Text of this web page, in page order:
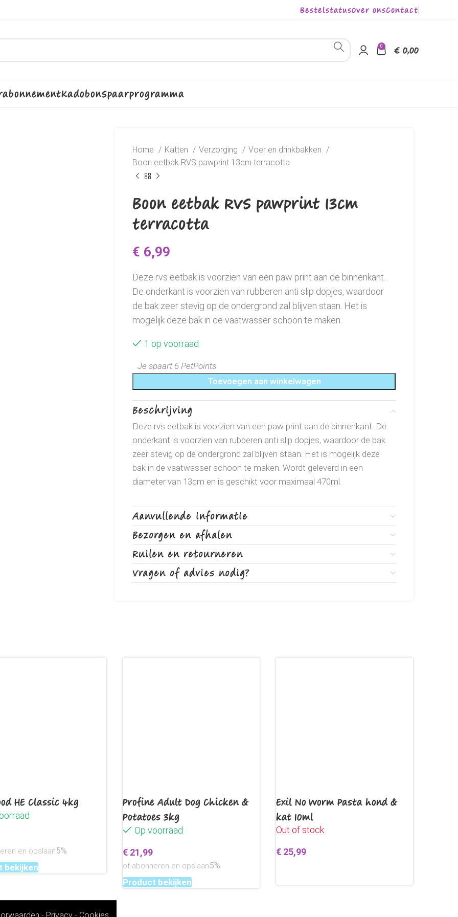
BestelstatusOver onsContact
0 € 0,00
KadobonSpaarprogramma
Home Katten Verzorging
Voer en drinkbakken
Boon eetbak RVS pawprint 13cm terracotta
Boon eetbak RVS pawprint 13cm
terracotta
€ 6,99
Deze rvs eetbak is voorzien van een paw print aan de binnenkant.
De onderkant is voorzien van rubberen anti slip dopjes, waardoor
de bak zeer stevig op de ondergrond zal blijven staan. Het is
mogelijk deze bak in de vaatwasser schoon te maken.
1 op voorraad
Je spaart 6 PetPoints
Toevoegen aan winkelwagen
Beschrijving
Deze rvs eetbak is voorzien van een paw print aan de binnenkant. De
onderkant is voorzien van rubberen anti slip dopjes, waardoor de bak
zeer stevig op de ondergrond zal blijven staan. Het is mogelijk deze
bak in de vaatwasser schoon te maken. Wordt geleverd in een
diameter van 13cm en is geschikt voor maximaal 470ml.
Aanvullende informatie
Bezorgen en afhalen
Ruilen en retourneren
Vragen of advies nodig?
HE Classic 4kg
en opslaan5%
bekijken
Profine Adult Dog Chicken &
Potatoes 3kg
Op voorraad
€ 21,99
of abonneren en opslaan5%
Product bekijken
Exil No Worm Pasta hond &
kat 10ml
Out of stock
€ 25,99